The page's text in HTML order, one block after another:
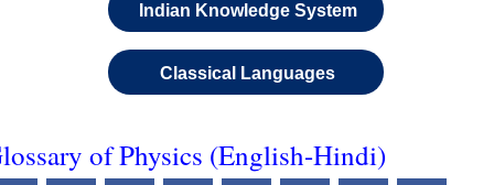
Indian Knowledge System
Classical Languages
of Physics (English-Hindi)